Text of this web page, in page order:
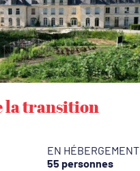
la transition
EN HÉBERGEMENT
55 personnes